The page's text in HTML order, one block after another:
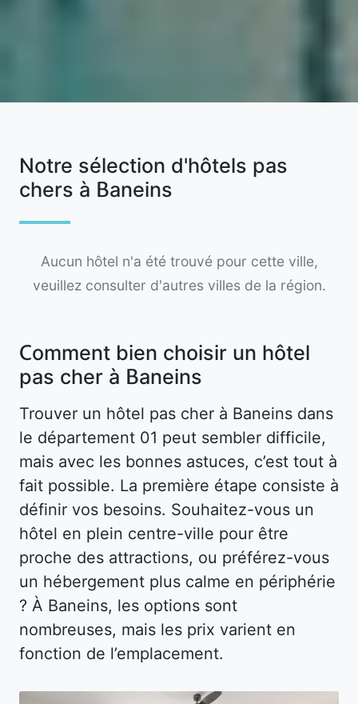
Notre sélection d'hôtels pas
chers à Baneins
Aucun hôtel n'a été trouvé pour cette ville,
veuillez consulter d'autres villes de la région.
Comment bien choisir un hôtel
pas cher à Baneins
Trouver un hôtel pas cher à Baneins dans
le département 01 peut sembler difficile,
mais avec les bonnes astuces, c’est tout à
fait possible. La première étape consiste à
définir vos besoins. Souhaitez-vous un
hôtel en plein centre-ville pour être
proche des attractions, ou préférez-vous
un hébergement plus calme en périphérie
? À Baneins, les options sont
nombreuses, mais les prix varient en
fonction de l’emplacement.